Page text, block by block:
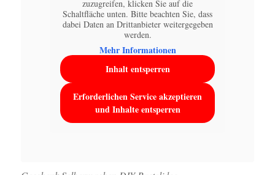
zuzugreifen, klicken Sie auf die
Schaltfläche unten. Bitte beachten Sie, dass
dabei Daten an Drittanbieter weitergegeben
werden.
Mehr Informationen
Inhalt entsperren
Erforderlichen Service akzeptieren
und Inhalte entsperren